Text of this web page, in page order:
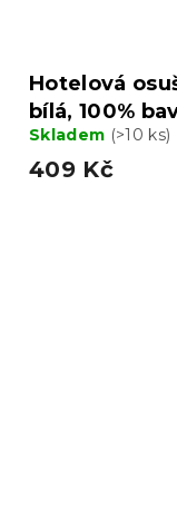
Hotelová
bílá, 100%
Skladem (>10 ks)
409 Kč